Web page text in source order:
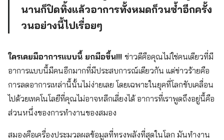
นานก็ปิดทิ้งแล้วอาการทั้งหมดก็วนซ้ำอีกครั้ง
วนอย่างนี้ไปเรื่อยๆ
ใครเคยมีอาการแบบนี้ ยกมือขึ้น!!! ข่าวดีคือคุณไม่ใช่คนเดียวที่มี
อาการแบบนี้มีคนอีกมากที่มีประสบการณ์เดียวกัน แต่ข่าวร้ายคือ
การลดอาการเหล่านี้นั้นไม่ง่ายเลย โดยเฉพาะในยุคที่โลกขับเคลื่อน
ไปด้วยเทคโนโลยีที่คุณไม่อาจหลีกเลี่ยงได้ อาการที่เราพูดถึงอยู่นี้คือ
ส่วนหนึ่งของการทำงานของสมอง
สมองคือเครื่องประมวลผลข้อมูลที่ทรงพลังที่สุดในโลก มันทำงาน